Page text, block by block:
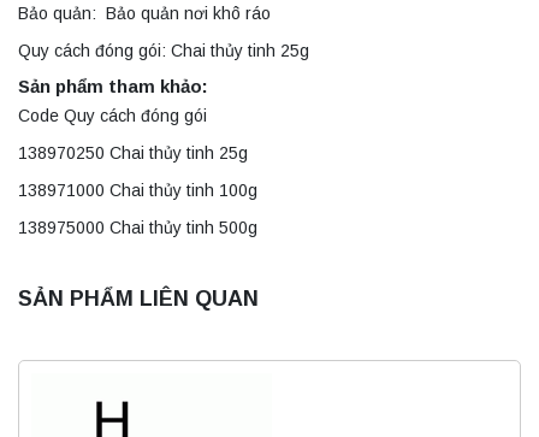
Bảo quản: Bảo quản nơi khô ráo
Quy cách đóng gói: Chai thủy tinh 25g
Sản phẩm tham khảo:
Code Quy cách đóng gói
138970250 Chai thủy tinh 25g
138971000 Chai thủy tinh 100g
138975000 Chai thủy tinh 500g
SẢN PHẨM LIÊN QUAN